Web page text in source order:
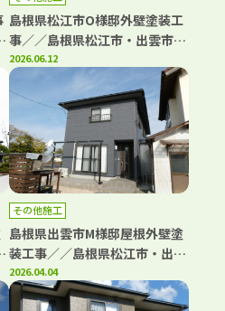
島根県松江市O様邸外壁塗装工
事／／島根県松江市・出雲市・
大田市・雲南市・鳥取県米子
市・境港市の「きじま塗装」
2026.06.12
その他施工
島根県出雲市M様邸屋根外壁塗
装工事／／島根県松江市・出雲
市・大田市・雲南市・鳥取県米
子市・境港市の「きじま塗装」
2026.04.04